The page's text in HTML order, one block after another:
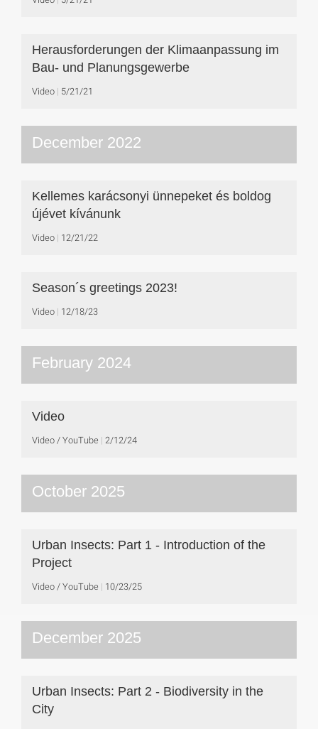
Herausforderungen der Klimaanpassung im
Bau- und Planungsgewerbe
Video 5/21/21
December 2022
Kellemes karácsonyi ünnepeket és boldog
újévet kívánunk
Video 12/21/22
Season´s greetings 2023!
Video 12/18/23
February 2024
Video
Video / YouTube 2/12/24
October 2025
Urban Insects: Part 1 - Introduction of the
Project
Video / YouTube 10/23/25
December 2025
Urban Insects: Part 2 - Biodiversity in the
City